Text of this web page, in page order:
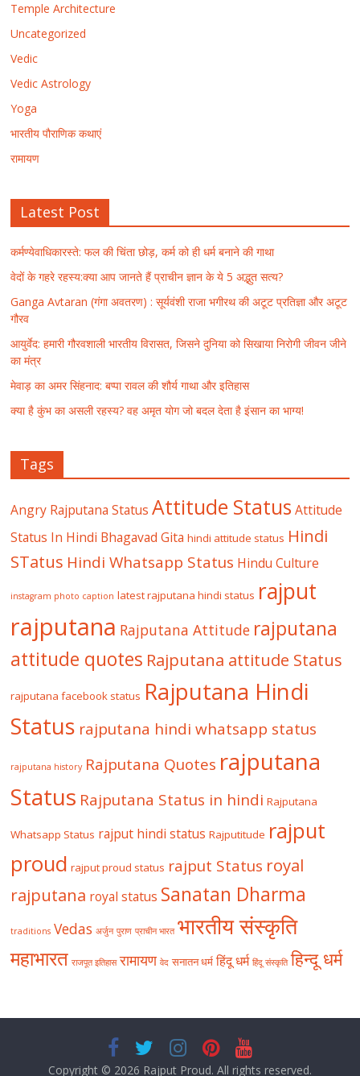
Temple Architecture
Uncategorized
Vedic
Vedic Astrology
Yoga
भारतीय पौराणिक कथाएं
रामायण
Latest Post
कर्मण्येवाधिकारस्ते: फल की चिंता छोड़, कर्म को ही धर्म बनाने की गाथा
वेदों के गहरे रहस्य:क्या आप जानते हैं प्राचीन ज्ञान के ये 5 अद्भुत सत्य?
Ganga Avtaran (गंगा अवतरण) : सूर्यवंशी राजा भगीरथ की अटूट प्रतिज्ञा और अटूट
गौरव
आयुर्वेद: हमारी गौरवशाली भारतीय विरासत, जिसने दुनिया को सिखाया निरोगी जीवन जीने
का मंत्र
मेवाड़ का अमर सिंहनाद: बप्पा रावल की शौर्य गाथा और इतिहास
क्या है कुंभ का असली रहस्य? वह अमृत योग जो बदल देता है इंसान का भाग्य!
Tags
Angry Rajputana Status Attitude Status Attitude
Status In Hindi Bhagavad Gita hindi attitude status Hindi
STatus Hindi Whatsapp Status Hindu Culture
instagram photo caption latest rajputana hindi status rajput
rajputana Rajputana Attitude rajputana
attitude quotes Rajputana attitude Status
rajputana facebook status Rajputana Hindi
Status rajputana hindi whatsapp status
rajputana history Rajputana Quotes rajputana
Status Rajputana Status in hindi Rajputana
Whatsapp Status rajput hindi status Rajputitude rajput
proud rajput proud status rajput Status royal
rajputana royal status Sanatan Dharma
traditions Vedas अर्जुन पुराण प्राचीन भारत भारतीय संस्कृति
महाभारत राजपूत इतिहास रामायण वेद सनातन धर्म हिंदू धर्म हिंदू संस्कृति हिन्दू धर्म
Copyright © 2026 Rajput Proud. All rights reserved.